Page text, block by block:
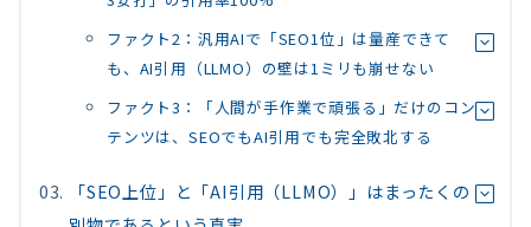
ファクト2：汎用AIで「SEO1位」は量産できて
も、AI引用（LLMO）の壁は1ミリも崩せない
ファクト3：「人間が手作業で頑張る」だけのコン
テンツは、SEOでもAI引用でも完全敗北する
「SEO上位」と「AI引用（LLMO）」はまったくの